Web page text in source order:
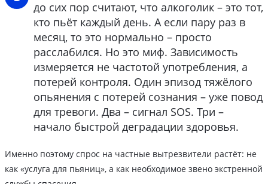
до сих пор считают, что алкоголик – это тот,
кто пьёт каждый день. А если пару раз в
месяц, то это нормально – просто
расслабился. Но это миф. Зависимость
измеряется не частотой употребления, а
потерей контроля. Один эпизод тяжёлого
опьянения с потерей сознания – уже повод
для тревоги. Два – сигнал SOS. Три –
начало быстрой деградации здоровья.
Именно поэтому спрос на частные вытрезвители растёт: не
как «услуга для пьяниц», а как необходимое звено экстренной